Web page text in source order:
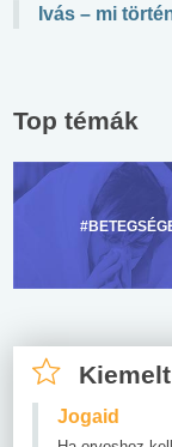
Ivás – mi
Top témák
Jogaid